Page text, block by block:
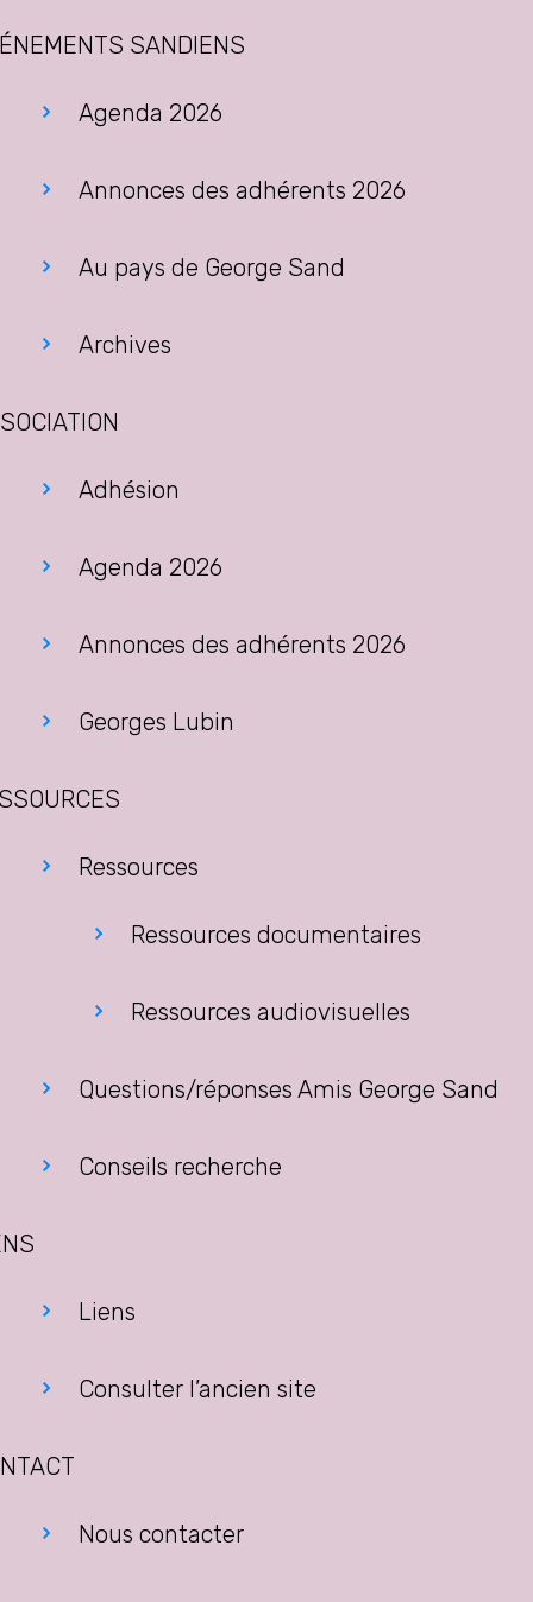
SANDIENS
Agenda 2026
Annonces des adhérents 2026
Au pays de George Sand
Archives
Adhésion
Agenda 2026
Annonces des adhérents 2026
Georges Lubin
Ressources
Ressources documentaires
Ressources audiovisuelles
Questions/réponses Amis George Sand
Conseils recherche
Liens
Consulter l’ancien site
Nous contacter